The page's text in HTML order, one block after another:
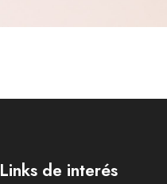
Links de interés